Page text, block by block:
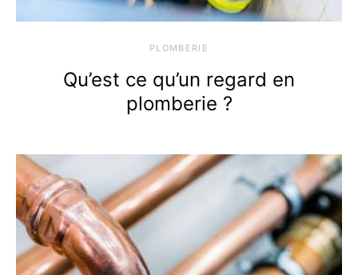
PLOMBERIE
Qu’est ce qu’un regard en
plomberie ?